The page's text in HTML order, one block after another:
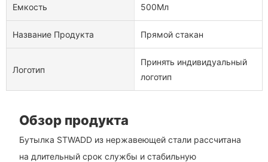
Емкость 500Мл
Название Продукта Прямой стакан
Логотип
Принять индивидуальный
логотип
Обзор продукта
Бутылка STWADD из нержавеющей стали рассчитана
на длительный срок службы и стабильную